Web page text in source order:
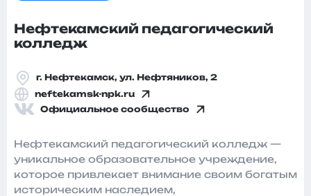
Нефтекамский педагогический
колледж
г. Нефтекамск, ул. Нефтяников, 2
neftekamsk-npk.ru
Официальное сообщество
Нефтекамский педагогический колледж —
уникальное образовательное учреждение,
которое привлекает внимание своим богатым
историческим наследием,